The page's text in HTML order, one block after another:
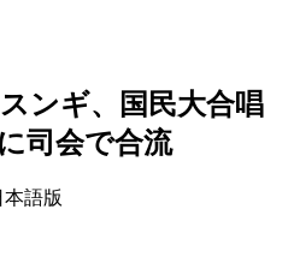
ンギ、国民大合唱
司会で合流
語版